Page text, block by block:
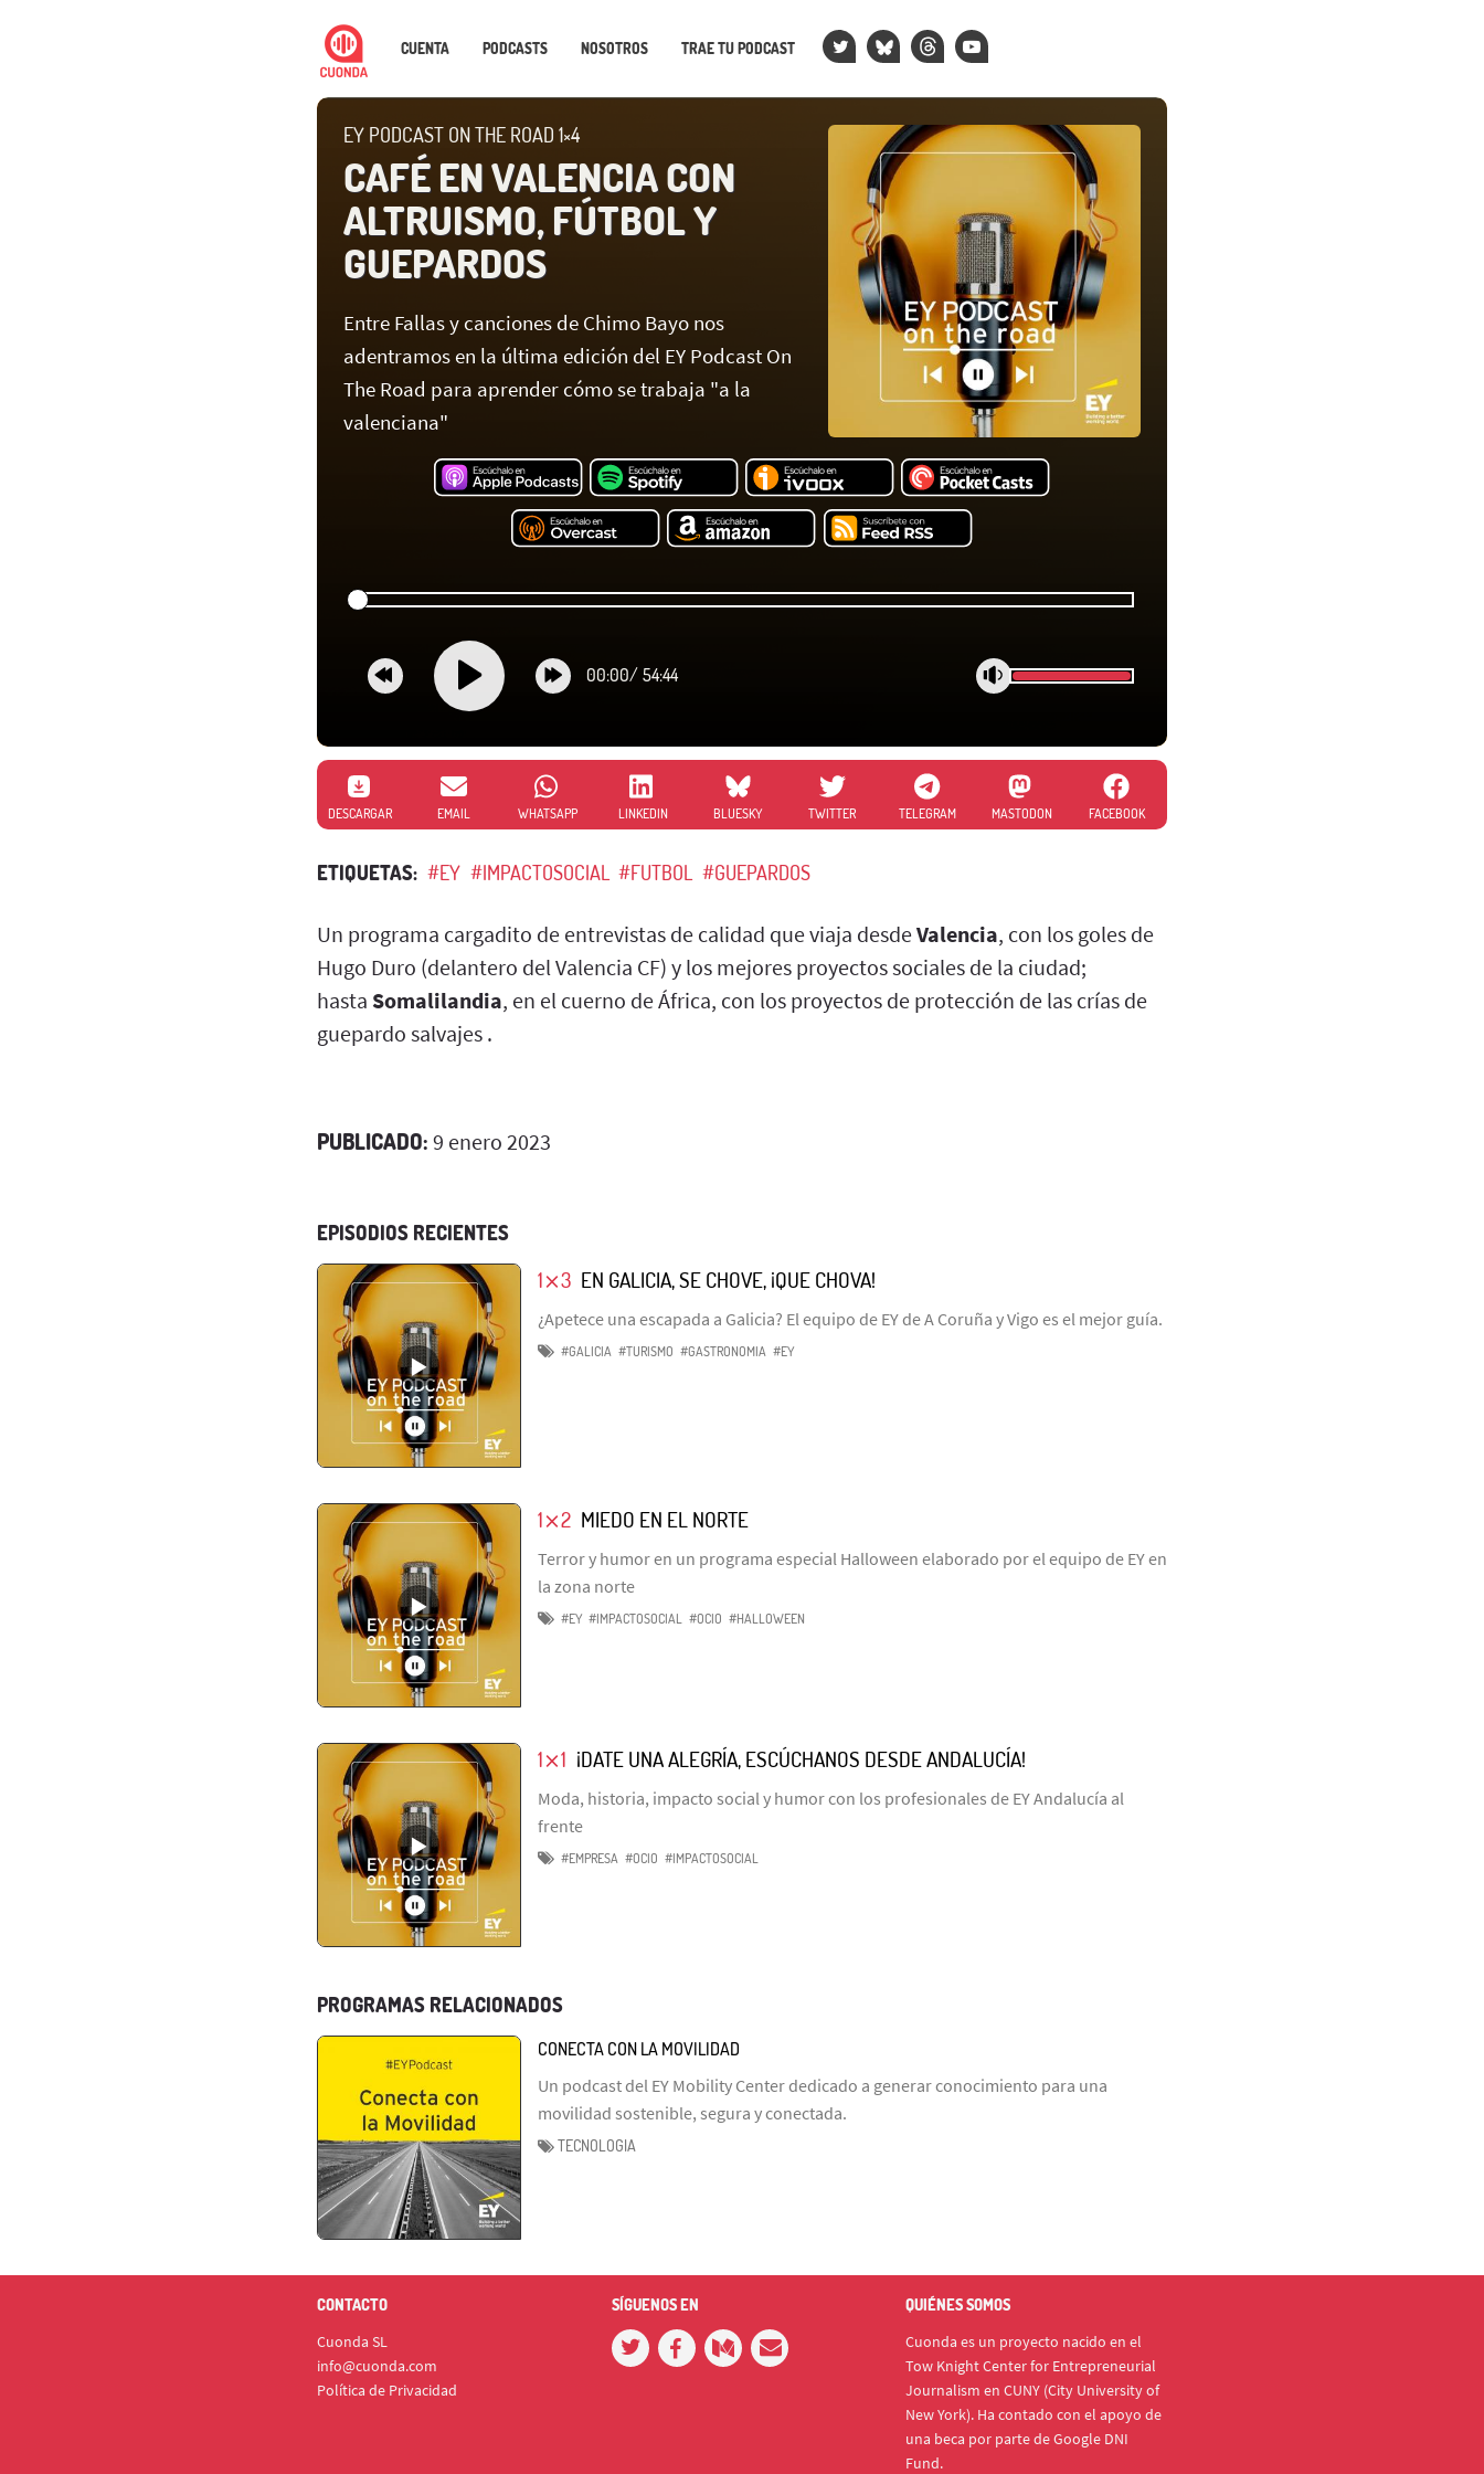
CUENTA PODCASTS NOSOTROS TRAE TU PODCAST
EY PODCAST ON THE ROAD 1×4
CAFÉ EN VALENCIA CON
ALTRUISMO, FÚTBOL Y
GUEPARDOS
Entre Fallas y canciones de Chimo Bayo nos
adentramos en la última edición del EY Podcast On
The Road para aprender cómo se trabaja "a la
valenciana"
00:00/ 54:44
DESCARGAR EMAIL WHATSAPP LINKEDIN BLUESKY TWITTER TELEGRAM MASTODON FACEBOOK
ETIQUETAS: #EY #IMPACTOSOCIAL #FUTBOL #GUEPARDOS
Un programa cargadito de entrevistas de calidad que viaja desdeValencia, con los goles de
Hugo Duro (delantero del Valencia CF) y los mejores proyectos sociales de la ciudad;
hasta Somalilandia, en el cuerno de África, con los proyectos de protección de las crías de
guepardo salvajes .
PUBLICADO: 9 enero 2023
EPISODIOS RECIENTES
1⨯3 EN GALICIA, SE CHOVE, ¡QUE CHOVA!
¿Apetece una escapada a Galicia? El equipo de EY de A Coruña y Vigo es el mejor guía.
#GALICIA #TURISMO #GASTRONOMIA #EY
1⨯2 MIEDO EN EL NORTE
Terror y humor en un programa especial Halloween elaborado por el equipo de EY en
la zona norte
#EY #IMPACTOSOCIAL #OCIO #HALLOWEEN
1⨯1 ¡DATE UNA ALEGRÍA, ESCÚCHANOS DESDE ANDALUCÍA!
Moda, historia, impacto social y humor con los profesionales de EY Andalucía al
frente
#EMPRESA #OCIO #IMPACTOSOCIAL
PROGRAMAS RELACIONADOS
CONECTA CON LA MOVILIDAD
Un podcast del EY Mobility Center dedicado a generar conocimiento para una
movilidad sostenible, segura y conectada.
TECNOLOGIA
CONTACTO
Cuonda SL
info@cuonda.com
Política de Privacidad
SÍGUENOS EN QUIÉNES SOMOS
Cuonda es un proyecto nacido en el
Tow Knight Center for Entrepreneurial
Journalism en CUNY (City University of
New York). Ha contado con el apoyo de
una beca por parte de Google DNI
Fund.